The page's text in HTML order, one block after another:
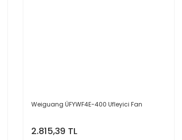
Weiguang ÜFYWF4E-400 Ufleyici Fan
2.815,39 TL